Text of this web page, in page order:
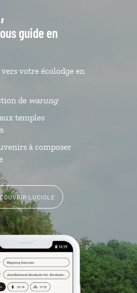
guide en
votre écolodge en
de warung
temples
à composer
LUCIOLE